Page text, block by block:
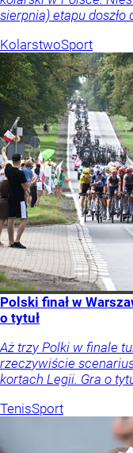
sierpnia) etapu doszło
KolarstwoSport
Polski finał w
o tytuł
Aż trzy Polki w finale
rzeczywiście
kortach Legii. Gra o
TenisSport